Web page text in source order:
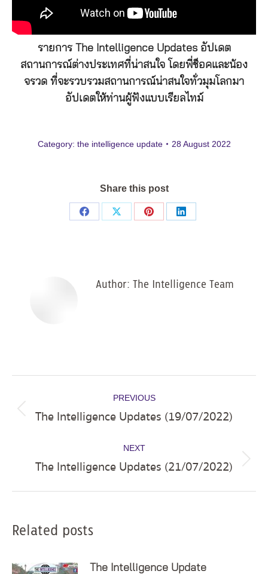
รายการ The Intelligence Updates อัปเดต
สถานการณ์ต่างประเทศที่น่าสนใจ โดยพี่ช็อคและน้อง
จรวด ที่จะรวบรวมสถานการณ์น่าสนใจทั่วมุมโลกมา
อัปเดตให้ท่านผู้ฟังแบบเรียลไทม์
Category: the intelligence update 28 August 2022
Share this post
Share
Share
Share
Share
Author: The Intelligence Team
navigation
PREVIOUS
Previous
The Intelligence Updates (19/07/2022)
NEXT
Next
The Intelligence Updates (21/07/2022)
Related posts
The Intelligence Update